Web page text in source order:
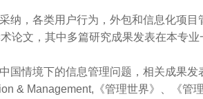
纳，各类用户行为，外包和信息化项目
论文，其中多篇研究成果发表在本专业
国情境下的信息管理问题，相关成果发
& Management,《管理世界》、《管